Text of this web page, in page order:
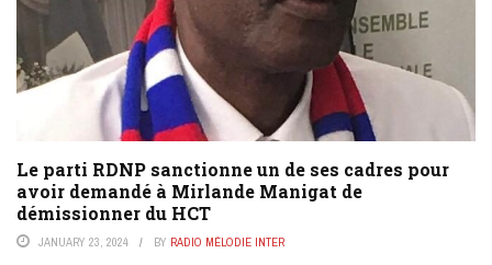
Le parti RDNP sanctionne un de ses cadres pour
avoir demandé à Mirlande Manigat de
démissionner du HCT
JANUARY 23, 2024 BY RADIO MÉLODIE INTER